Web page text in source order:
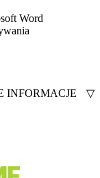
Word
INFORMACJE ▽